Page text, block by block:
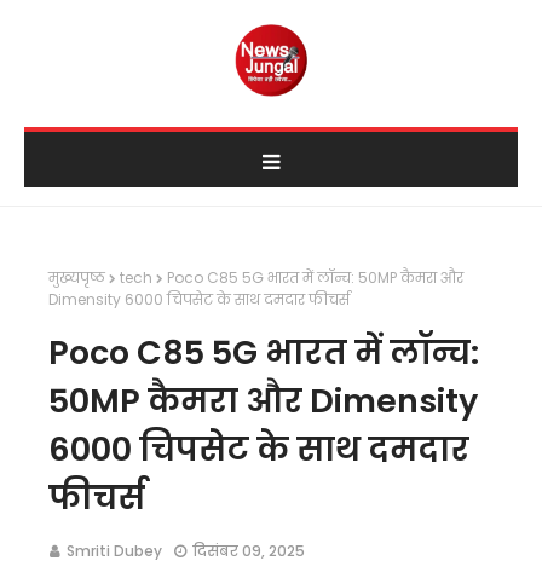
मुख्यपृष्ठ tech
Poco C85 5G भारत में लॉन्च: 50MP कैमरा और
Dimensity 6000 चिपसेट के साथ दमदार फीचर्स
Poco C85 5G भारत में लॉन्च:
50MP कैमरा और Dimensity
6000 चिपसेट के साथ दमदार
फीचर्स
Smriti Dubey दिसंबर 09, 2025